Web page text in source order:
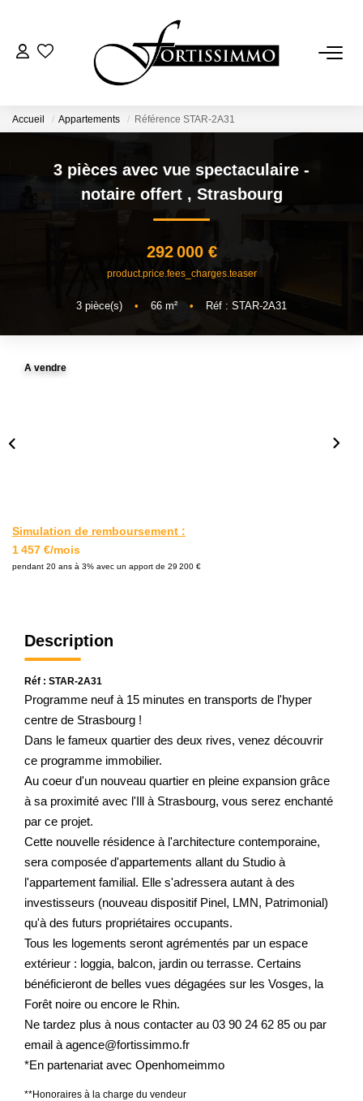
Tous Nos Biens
Neuf
GESTION
Accueil Appartements Référence STAR-2A31
3 pièces avec vue spectaculaire -
notaire offert , Strasbourg
292 000 €
product.price.fees_charges.teaser
3 pièce(s) • 66 m² • Réf : STAR-2A31
A vendre
Simulation de remboursement :
1 457 €/mois
pendant 20 ans à 3% avec un apport de 29 200 €
Description
Réf : STAR-2A31
Programme neuf à 15 minutes en transports de l'hyper
centre de Strasbourg !
Dans le fameux quartier des deux rives, venez découvrir
ce programme immobilier.
Au coeur d'un nouveau quartier en pleine expansion grâce
à sa proximité avec l'Ill à Strasbourg, vous serez enchanté
par ce projet.
Cette nouvelle résidence à l'architecture contemporaine,
sera composée d'appartements allant du Studio à
l'appartement familial. Elle s'adressera autant à des
investisseurs (nouveau dispositif Pinel, LMN, Patrimonial)
qu'à des futurs propriétaires occupants.
Tous les logements seront agrémentés par un espace
extérieur : loggia, balcon, jardin ou terrasse. Certains
bénéficieront de belles vues dégagées sur les Vosges, la
Forêt noire ou encore le Rhin.
Ne tardez plus à nous contacter au 03 90 24 62 85 ou par
email à agence@fortissimmo.fr
*En partenariat avec Openhomeimmo
**Honoraires à la charge du vendeur